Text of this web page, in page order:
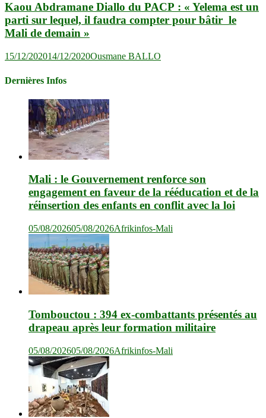
Kaou Abdramane Diallo du PACP : « Yelema est un
parti sur lequel, il faudra compter pour bâtir le
Mali de demain »
15/12/202014/12/2020Ousmane BALLO
Dernières Infos
Mali : le Gouvernement renforce son
engagement en faveur de la rééducation et de la
réinsertion des enfants en conflit avec la loi
05/08/202605/08/2026Afrikinfos-Mali
Tombouctou : 394 ex-combattants présentés au
drapeau après leur formation militaire
05/08/202605/08/2026Afrikinfos-Mali